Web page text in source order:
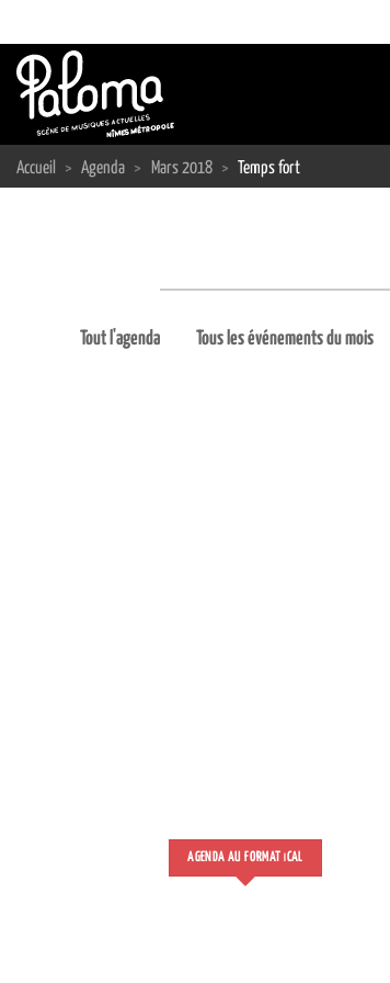
au
contenu
Accueil > Agenda > Mars 2018 > Temps fort
Tout l'agenda Tous les événements du mois
AGENDA AU FORMAT CAL